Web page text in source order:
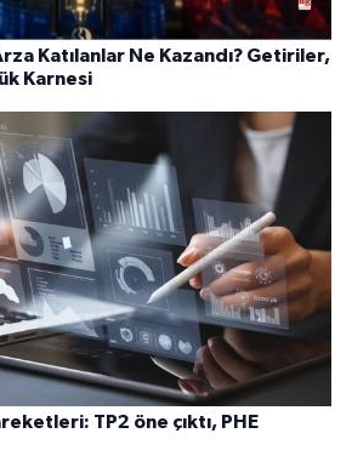
Katılanlar Ne Kazandı? Getiriler,
Karnesi
TP2 öne çıktı, PHE